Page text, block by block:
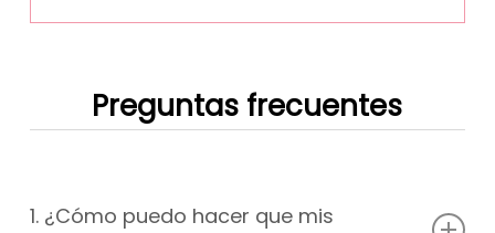
Preguntas frecuentes
1. ¿Cómo puedo hacer que mis